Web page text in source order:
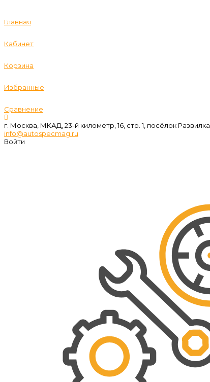
Главная
Кабинет
Корзина
Избранные
Сравнение
г. Москва, МКАД, 23-й километр, 16, стр. 1, посёлок Развилка
info@autospecmag.ru
Войти